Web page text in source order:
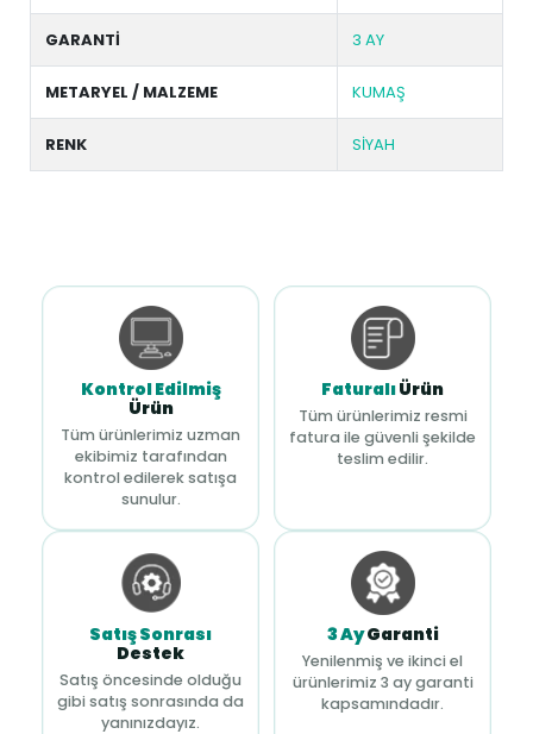
GARANTİ 3 AY
METARYEL / MALZEME KUMAŞ
RENK SİYAH
Kontrol Edilmiş
Ürün
Tüm ürünlerimiz uzman
ekibimiz tarafından
kontrol edilerek satışa
sunulur.
FaturalıÜrün
Tüm ürünlerimiz resmi
fatura ile güvenli şekilde
teslim edilir.
Satış Sonrası
Destek
Satış öncesinde olduğu
gibi satış sonrasında da
yanınızdayız.
3 AyGaranti
Yenilenmiş ve ikinci el
ürünlerimiz 3 ay garanti
kapsamındadır.